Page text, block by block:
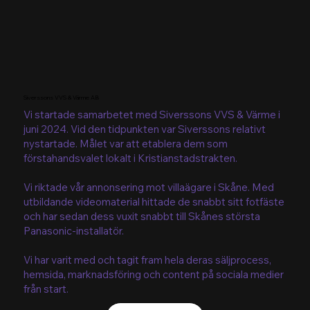
Vi startade samarbetet med Siverssons VVS & Värme i
juni 2024. Vid den tidpunkten var Siverssons relativt
nystartade. Målet var att etablera dem som
förstahandsvalet lokalt i Kristianstadstrakten.
Vi riktade vår annonsering mot villaägare i Skåne. Med
utbildande videomaterial hittade de snabbt sitt fotfäste
och har sedan dess vuxit snabbt till Skånes största
Panasonic-installatör.
Vi har varit med och tagit fram hela deras säljprocess,
hemsida, marknadsföring och content på sociala medier
från start.